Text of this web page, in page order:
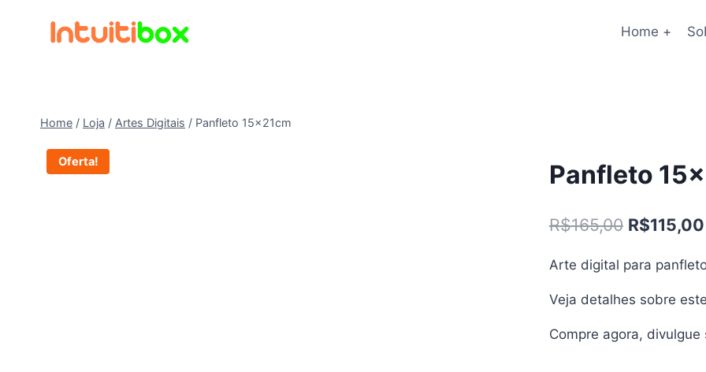
Home +
Home / Loja / Artes Digitais / Panfleto 15x21cm
Oferta! Panfleto
R$165,00 O
original
era:
R$165,00.
R$115,00O
Arte digital para
Veja detalhes sobre
Compre agora,